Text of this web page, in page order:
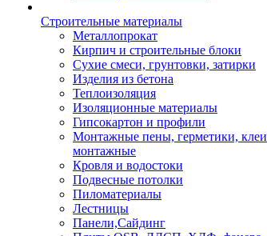
Строительные материалы
Металлопрокат
Кирпич и строительные блоки
Сухие смеси, грунтовки, затирки
Изделия из бетона
Теплоизоляция
Изоляционные материалы
Гипсокартон и профили
Монтажные пены, герметики, клеи
монтажные
Кровля и водостоки
Подвесные потолки
Пиломатериалы
Лестницы
Панели,Сайдинг